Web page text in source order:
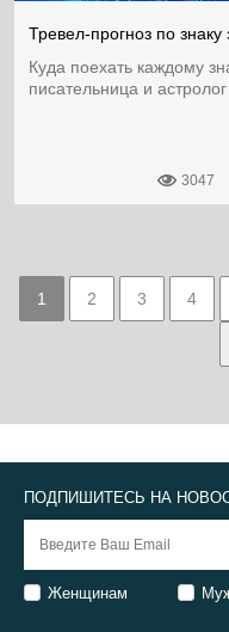
Тревел-прогноз по
Куда поехать каждому
писательница и астролог
3047
1 2 3 4
ПОДПИШИТЕСЬ НА
Женщинам